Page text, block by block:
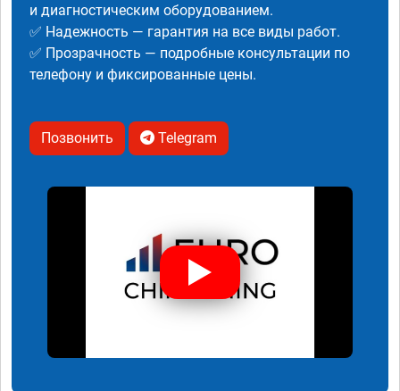
и диагностическим оборудованием.
✅ Надежность — гарантия на все виды работ.
✅ Прозрачность — подробные консультации по
телефону и фиксированные цены.
Позвонить Telegram